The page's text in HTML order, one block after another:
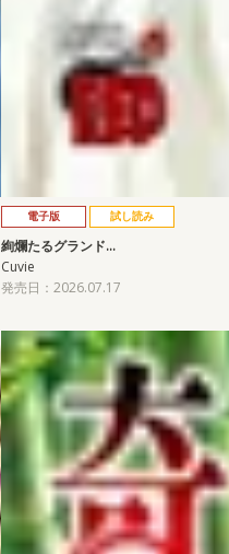
電子版 試し読み
絢爛たるグランド…
Cuvie
発売日：2026.07.17